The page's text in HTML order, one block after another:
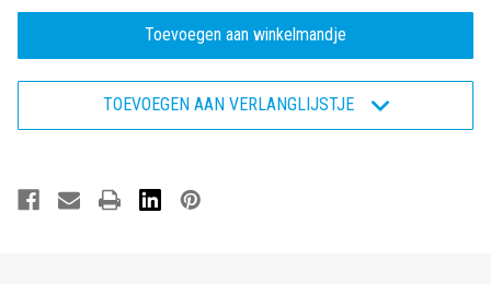
Enduro
ACT245
XW
-
Veiligheidsschoen
Bata
Enduro
ACT245
XW
-
Veiligheidsschoen
TOEVOEGEN AAN VERLANGLIJSTJE